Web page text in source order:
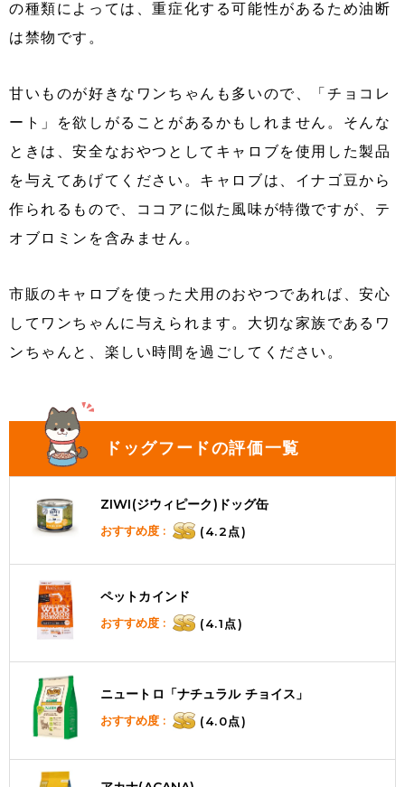
の種類によっては、重症化する可能性があるため油断
は禁物です。
甘いものが好きなワンちゃんも多いので、「チョコレ
ート」を欲しがることがあるかもしれません。そんな
ときは、安全なおやつとしてキャロブを使用した製品
を与えてあげてください。キャロブは、イナゴ豆から
作られるもので、ココアに似た風味が特徴ですが、テ
オブロミンを含みません。
市販のキャロブを使った犬用のおやつであれば、安心
してワンちゃんに与えられます。大切な家族であるワ
ンちゃんと、楽しい時間を過ごしてください。
ドッグフードの評価一覧
ZIWI(ジウィピーク)ドッグ缶
おすすめ度 : (4.2点)
ペットカインド
おすすめ度 : (4.1点)
ニュートロ「ナチュラル チョイス」
おすすめ度 : (4.0点)